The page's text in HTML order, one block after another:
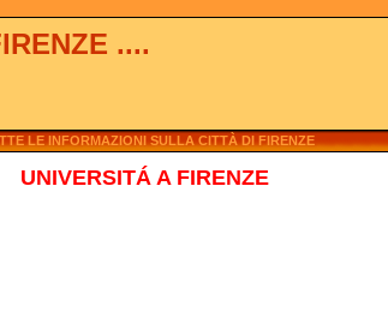
....
LE INFORMAZIONI SULLA CITTÀ DI FIRENZE
UNIVERSITÁ A FIRENZE